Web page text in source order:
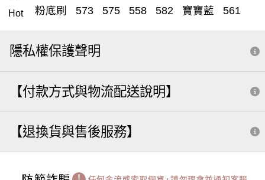
Hot
粉底刷
573 575 558 582 寶寶藍
561
腮紅
557 遮瑕刷 555 蜜粉 531
刷具清潔
腮紅刷
雙頭
588
571
551 530 572 579 筆刷 570
收納
小水滴
585 529 遮瑕 590
水滴刷
535 修容
隱私權保護聲明
【付款方式與物流配送說明】
【退換貨與售後服務】